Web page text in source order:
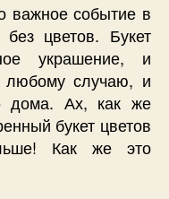
важное событие в
цветов. Букет
украшение, и
любому случаю, и
дома. Ах, как же
букет цветов
Как же это